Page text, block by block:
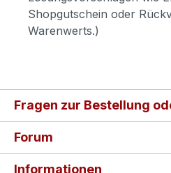
Shopgutschein oder
Warenwerts.)
Fragen zur Bestellung
Forum
Informationen